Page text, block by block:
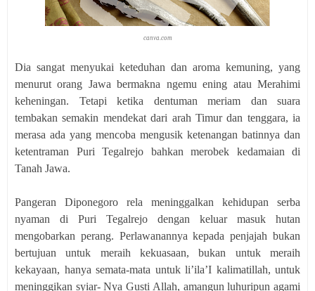
canva.com
Dia sangat menyukai keteduhan dan aroma kemuning, yang
menurut orang Jawa bermakna ngemu ening atau Merahimi
keheningan. Tetapi ketika dentuman meriam dan suara
tembakan semakin mendekat dari arah Timur dan tenggara, ia
merasa ada yang mencoba mengusik ketenangan batinnya dan
ketentraman Puri Tegalrejo bahkan merobek kedamaian di
Tanah Jawa.
Pangeran Diponegoro rela meninggalkan kehidupan serba
nyaman di Puri Tegalrejo dengan keluar masuk hutan
mengobarkan perang. Perlawanannya kepada penjajah bukan
bertujuan untuk meraih kekuasaan, bukan untuk meraih
kekayaan, hanya semata-mata untuk li’ila’I kalimatillah, untuk
meninggikan syiar- Nya Gusti Allah, amangun luhuripun agami